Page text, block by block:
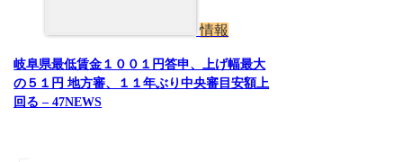
情報
岐阜県最低賃金１００１円答申、上げ幅最大
の５１円 地方審、１１年ぶり中央審目安額上
回る – 47NEWS